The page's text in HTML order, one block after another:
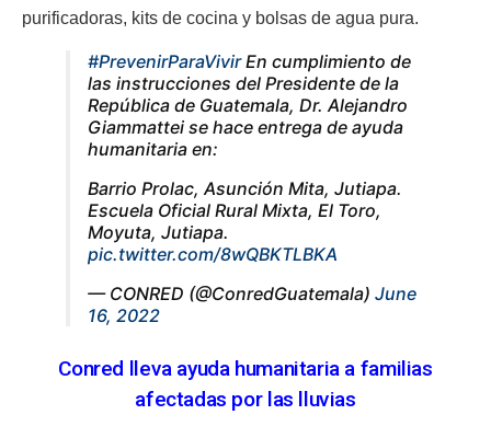
purificadoras, kits de cocina y bolsas de agua pura.
#PrevenirParaVivirEn cumplimiento de
las instrucciones del Presidente de la
República de Guatemala, Dr. Alejandro
Giammattei se hace entrega de ayuda
humanitaria en:
Barrio Prolac, Asunción Mita, Jutiapa.
Escuela Oficial Rural Mixta, El Toro,
Moyuta, Jutiapa.
pic.twitter.com/8wQBKTLBKA
— CONRED (@ConredGuatemala) June
16, 2022
Conred lleva ayuda humanitaria a familias
afectadas por las lluvias